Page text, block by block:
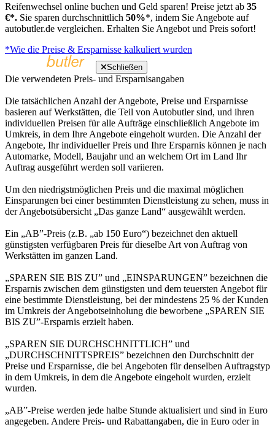
Reifenwechsel online buchen und Geld sparen! Preise jetzt ab 35
€*. Sie sparen durchschnittlich 50%*, indem Sie Angebote auf
autobutler.de vergleichen. Erhalten Sie Angebot und Preis sofort!
*Wie die Preise & Ersparnisse kalkuliert wurden
Schließen
Die verwendeten Preis- und Ersparnisangaben
Die tatsächlichen Anzahl der Angebote, Preise und Ersparnisse
basieren auf Werkstätten, die Teil von Autobutler sind, und ihren
individuellen Preisen für alle Aufträge einschließlich Angebote im
Umkreis, in dem Ihre Angebote eingeholt wurden. Die Anzahl der
Angebote, Ihr individueller Preis und Ihre Ersparnis können je nach
Automarke, Modell, Baujahr und an welchem Ort im Land Ihr
Auftrag ausgeführt werden soll variieren.
Um den niedrigstmöglichen Preis und die maximal möglichen
Einsparungen bei einer bestimmten Dienstleistung zu sehen, muss in
der Angebotsübersicht „Das ganze Land“ ausgewählt werden.
Ein „AB”-Preis (z.B. „ab 150 Euro“) bezeichnet den aktuell
günstigsten verfügbaren Preis für dieselbe Art von Auftrag von
Werkstätten im ganzen Land.
„SPAREN SIE BIS ZU” und „EINSPARUNGEN” bezeichnen die
Ersparnis zwischen dem günstigsten und dem teuersten Angebot für
eine bestimmte Dienstleistung, bei der mindestens 25 % der Kunden
im Umkreis der Angebotseinholung die beworbene „SPAREN SIE
BIS ZU”-Ersparnis erzielt haben.
„SPAREN SIE DURCHSCHNITTLICH” und
„DURCHSCHNITTSPREIS” bezeichnen den Durchschnitt der
Preise und Ersparnisse, die bei Angeboten für denselben Auftragstyp
in dem Umkreis, in dem die Angebote eingeholt wurden, erzielt
wurden.
„AB”-Preise werden jede halbe Stunde aktualisiert und sind in Euro
angegeben. Andere Preis- und Rabattangaben, die in Euro oder in